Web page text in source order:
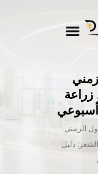
زراعة
أسبوعي
الزمني
دليل